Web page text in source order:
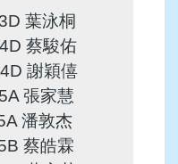
葉泳桐
蔡駿佑
謝穎僖
張家慧
潘敦杰
蔡皓霖